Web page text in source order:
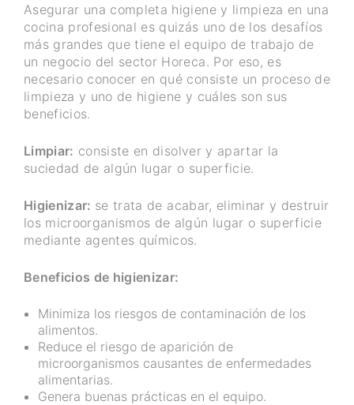
Asegurar una completa higiene y limpieza en una
cocina profesional es quizás uno de los desafíos
más grandes que tiene el equipo de trabajo de
un negocio del sector Horeca. Por eso, es
necesario conocer en qué consiste un proceso de
limpieza y uno de higiene y cuáles son sus
beneficios.
Limpiar: consiste en disolver y apartar la
suciedad de algún lugar o superficie.
Higienizar: se trata de acabar, eliminar y destruir
los microorganismos de algún lugar o superficie
mediante agentes químicos.
Beneficios de higienizar:
Minimiza los riesgos de contaminación de los
alimentos.
Reduce el riesgo de aparición de
microorganismos causantes de enfermedades
alimentarias.
Genera buenas prácticas en el equipo.